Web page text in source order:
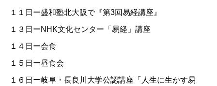
１１日ー盛和塾北大阪で『第3回易経講座』
１３日ーNHK文化センター「易経」講座
１４日ー会食
１５日ー昼食会
１６日ー岐阜・長良川大学公認講座「人生に生かす易